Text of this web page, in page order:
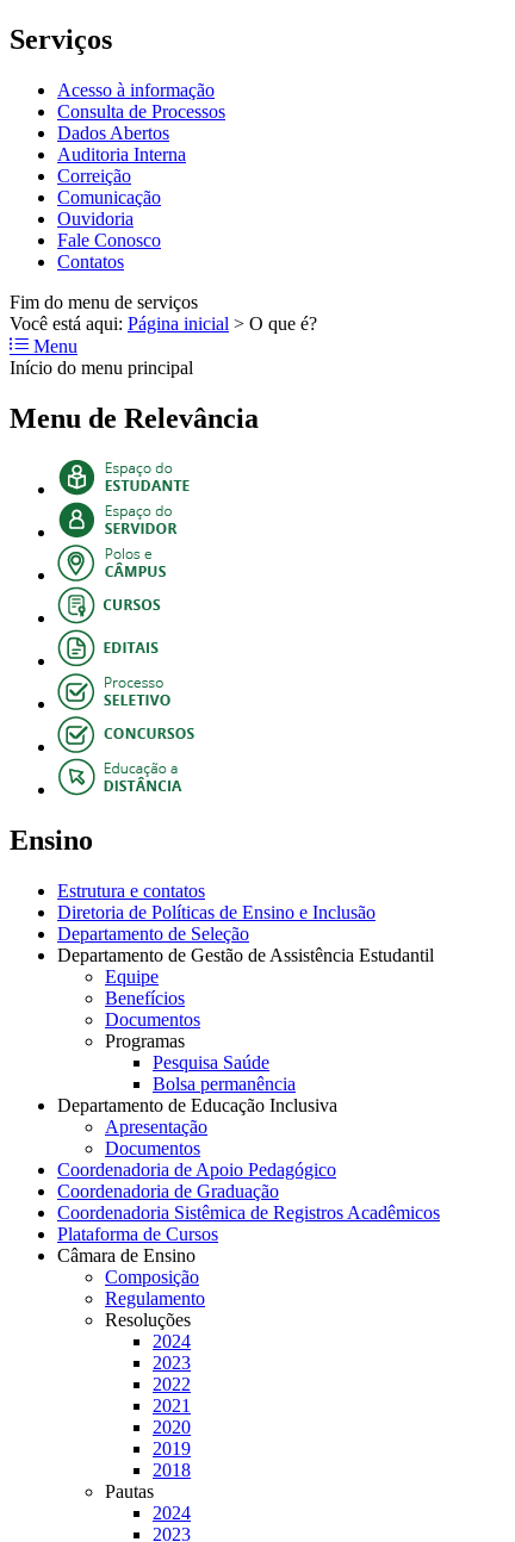
Serviços
Acesso à informação
Consulta de Processos
Dados Abertos
Auditoria Interna
Correição
Comunicação
Ouvidoria
Fale Conosco
Contatos
Fim do menu de serviços
Você está aqui: Página inicial > O que é?
Menu
Início do menu principal
Menu de Relevância
Ensino
Estrutura e contatos
Diretoria de Políticas de Ensino e Inclusão
Departamento de Seleção
Departamento de Gestão de Assistência Estudantil
Equipe
Benefícios
Documentos
Programas
Pesquisa Saúde
Bolsa permanência
Departamento de Educação Inclusiva
Apresentação
Documentos
Coordenadoria de Apoio Pedagógico
Coordenadoria de Graduação
Coordenadoria Sistêmica de Registros Acadêmicos
Plataforma de Cursos
Câmara de Ensino
Composição
Regulamento
Resoluções
2024
2023
2022
2021
2020
2019
2018
Pautas
2024
2023